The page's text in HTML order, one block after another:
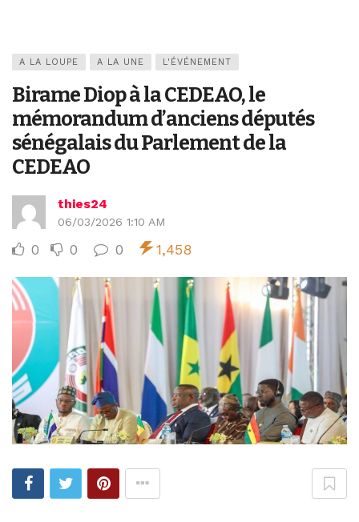
A LA LOUPE A LA UNE L'ÉVÉNEMENT
Birame Diop à la CEDEAO, le
mémorandum d’anciens députés
sénégalais du Parlement de la
CEDEAO
thies24
06/03/2026 1:10 AM
0 0 0 1,458